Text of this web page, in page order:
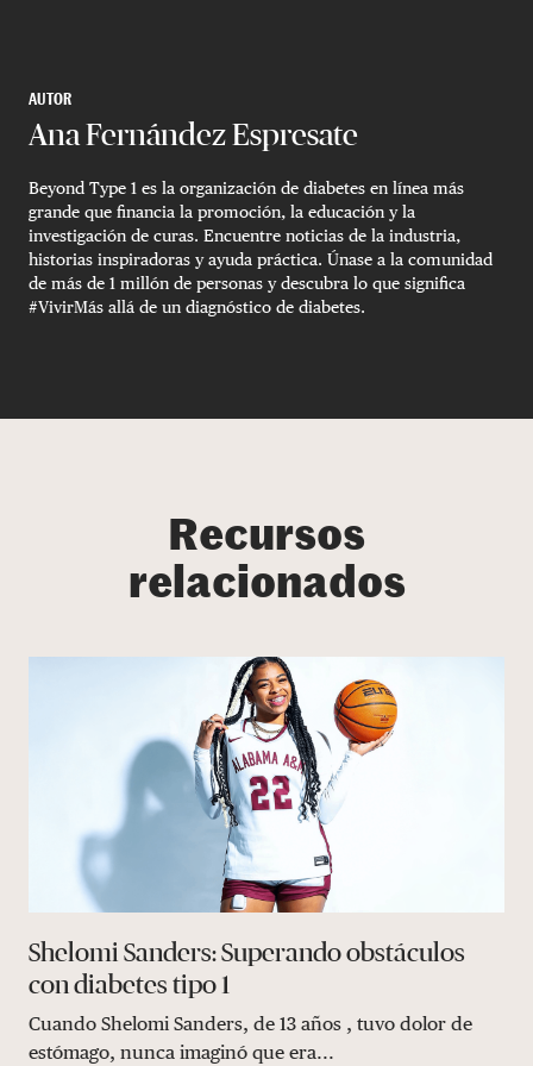
AUTOR
Ana Fernández Espresate
Beyond Type 1 es la organización de diabetes en línea más
grande que financia la promoción, la educación y la
investigación de curas. Encuentre noticias de la industria,
historias inspiradoras y ayuda práctica. Únase a la comunidad
de más de 1 millón de personas y descubra lo que significa
#VivirMás allá de un diagnóstico de diabetes.
Recursos
relacionados
Shelomi Sanders: Superando obstáculos
con diabetes tipo 1
Cuando Shelomi Sanders, de 13 años , tuvo dolor de
estómago, nunca imaginó que era...